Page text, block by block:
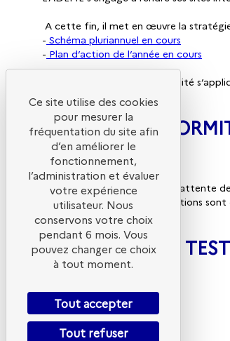
A cette fin, il met en œuvre la
- Schéma pluriannuel en cours
- Plan d’action de l’année en cours
Cette déclaration d’accessibilité
ÉTAT DE
En l’absence d’audit et dans
conformités et/ou les dérogations sont
RÉSULTATS DES
Néant
Ce site utilise des cookies
pour mesurer la
fréquentation du site afin
d’en améliorer le
fonctionnement,
l’administration et évaluer
votre expérience
utilisateur. Nous
conservons votre choix
pendant 6 mois. Vous
pouvez changer ce choix
à tout moment.
Tout accepter
Tout refuser